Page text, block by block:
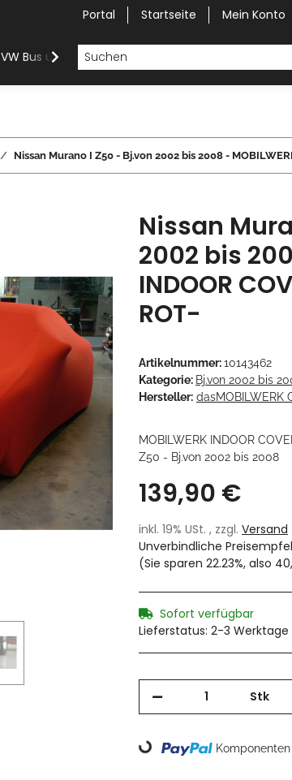
Portal Startseite Mein Konto
VW Bus und Van Car Cover
Nissan Murano I Z50 - Bj.von 2002 bis 2008 -
Nissan
2002 bis
INDOOR
ROT-
Artikelnummer:10143462
Kategorie: Bj.von 2002 bis
Hersteller: dasMOBILWERK
MOBILWERK INDOOR
Z50 - Bj.von 2002 bis 2008
139,90 €
inkl. 19% USt. , zzgl. Versand
Unverbindliche
(Sie sparen 22.23%, also
Sofort verfügbar
Lieferstatus: 2-3 Werktage
Stk
Loading...